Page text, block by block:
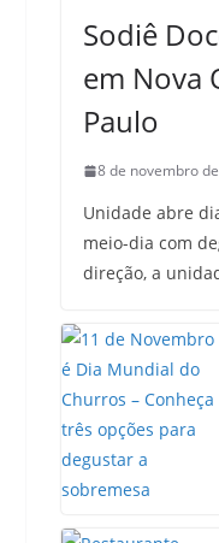
Sodiê
em Nova
Paulo
8 de novembro
Unidade abre
meio-dia com
direção, a